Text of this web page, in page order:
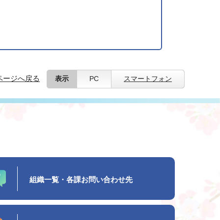
ージへ戻る 表示 PC スマートフォン
組織一覧・各課お問い合わせ先